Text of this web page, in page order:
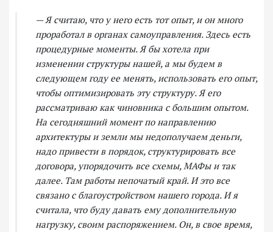
— Я считаю, что у него есть тот опыт, и он много
проработал в органах самоуправления. Здесь есть
процедурные моменты. Я бы хотела при
изменении структуры нашей, а мы будем в
следующем году ее менять, использовать его опыт,
чтобы оптимизировать эту структуру. Я его
рассматриваю как чиновника с большим опытом.
На сегодняшний момент по направлению
архитектуры и земли мы недополучаем деньги,
надо привести в порядок, структурировать все
договора, упорядочить все схемы, МАФы и так
далее. Там работы непочатый край. И это все
связано с благоустройством нашего города. И я
считала, что буду давать ему дополнительную
нагрузку, своим распоряжением. Он, в свое время,